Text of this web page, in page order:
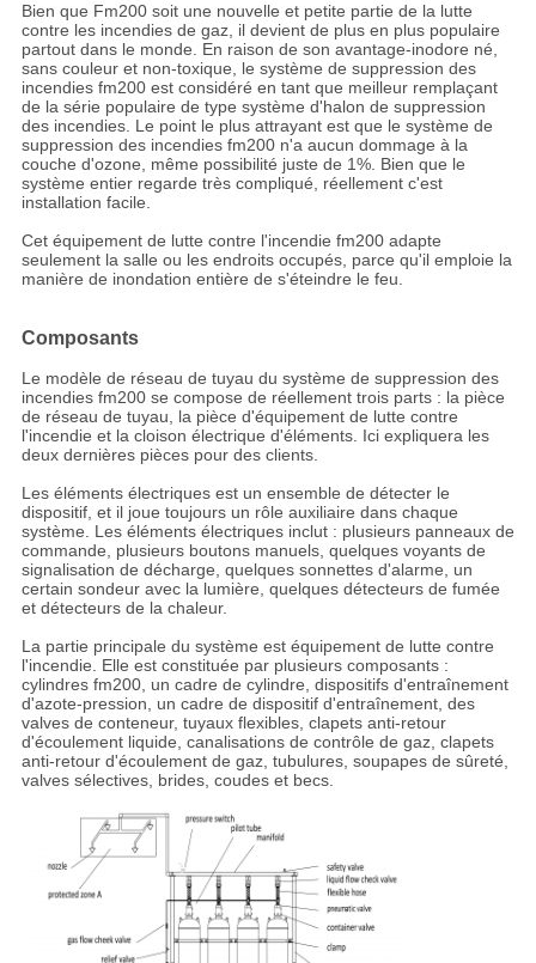
Bien que Fm200 soit une nouvelle et petite partie de la lutte
contre les incendies de gaz, il devient de plus en plus populaire
partout dans le monde. En raison de son avantage-inodore né,
sans couleur et non-toxique, le système de suppression des
incendies fm200 est considéré en tant que meilleur remplaçant
de la série populaire de type système d'halon de suppression
des incendies. Le point le plus attrayant est que le système de
suppression des incendies fm200 n'a aucun dommage à la
couche d'ozone, même possibilité juste de 1%. Bien que le
système entier regarde très compliqué, réellement c'est
installation facile.
Cet équipement de lutte contre l'incendie fm200 adapte
seulement la salle ou les endroits occupés, parce qu'il emploie la
manière de inondation entière de s'éteindre le feu.
Composants
Le modèle de réseau de tuyau du système de suppression des
incendies fm200 se compose de réellement trois parts : la pièce
de réseau de tuyau, la pièce d'équipement de lutte contre
l'incendie et la cloison électrique d'éléments. Ici expliquera les
deux dernières pièces pour des clients.
Les éléments électriques est un ensemble de détecter le
dispositif, et il joue toujours un rôle auxiliaire dans chaque
système. Les éléments électriques inclut : plusieurs panneaux de
commande, plusieurs boutons manuels, quelques voyants de
signalisation de décharge, quelques sonnettes d'alarme, un
certain sondeur avec la lumière, quelques détecteurs de fumée
et détecteurs de la chaleur.
La partie principale du système est équipement de lutte contre
l'incendie. Elle est constituée par plusieurs composants :
cylindres fm200, un cadre de cylindre, dispositifs d'entraînement
d'azote-pression, un cadre de dispositif d'entraînement, des
valves de conteneur, tuyaux flexibles, clapets anti-retour
d'écoulement liquide, canalisations de contrôle de gaz, clapets
anti-retour d'écoulement de gaz, tubulures, soupapes de sûreté,
valves sélectives, brides, coudes et becs.